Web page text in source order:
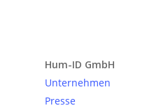
Hum-ID GmbH
Unternehmen
Presse